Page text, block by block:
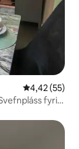
4,42 af 5 í
4,42 (55)
fyrir